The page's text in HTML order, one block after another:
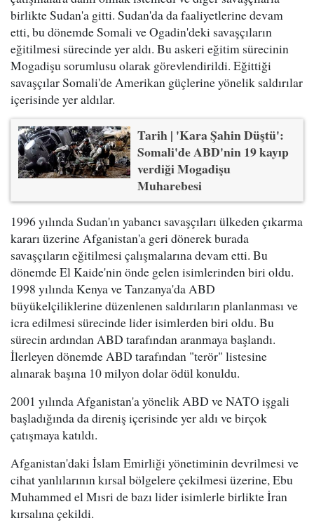
birlikte Sudan'a gitti. Sudan'da da faaliyetlerine devam
etti, bu dönemde Somali ve Ogadin'deki savaşçıların
eğitilmesi sürecinde yer aldı. Bu askeri eğitim sürecinin
Mogadişu sorumlusu olarak görevlendirildi. Eğittiği
savaşçılar Somali'de Amerikan güçlerine yönelik saldırılar
içerisinde yer aldılar.
Tarih | 'Kara Şahin Düştü':
Somali'de ABD'nin 19 kayıp
verdiği Mogadişu
Muharebesi
1996 yılında Sudan'ın yabancı savaşçıları ülkeden çıkarma
kararı üzerine Afganistan'a geri dönerek burada
savaşçıların eğitilmesi çalışmalarına devam etti. Bu
dönemde El Kaide'nin önde gelen isimlerinden biri oldu.
1998 yılında Kenya ve Tanzanya'da ABD
büyükelçiliklerine düzenlenen saldırıların planlanması ve
icra edilmesi sürecinde lider isimlerden biri oldu. Bu
sürecin ardından ABD tarafından aranmaya başlandı.
İlerleyen dönemde ABD tarafından "terör" listesine
alınarak başına 10 milyon dolar ödül konuldu.
2001 yılında Afganistan'a yönelik ABD ve NATO işgali
başladığında da direniş içerisinde yer aldı ve birçok
çatışmaya katıldı.
Afganistan'daki İslam Emirliği yönetiminin devrilmesi ve
cihat yanlılarının kırsal bölgelere çekilmesi üzerine, Ebu
Muhammed el Mısri de bazı lider isimlerle birlikte İran
kırsalına çekildi.